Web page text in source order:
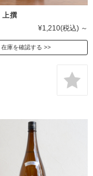
撰
¥1,210(税込) ～
在庫を確認する